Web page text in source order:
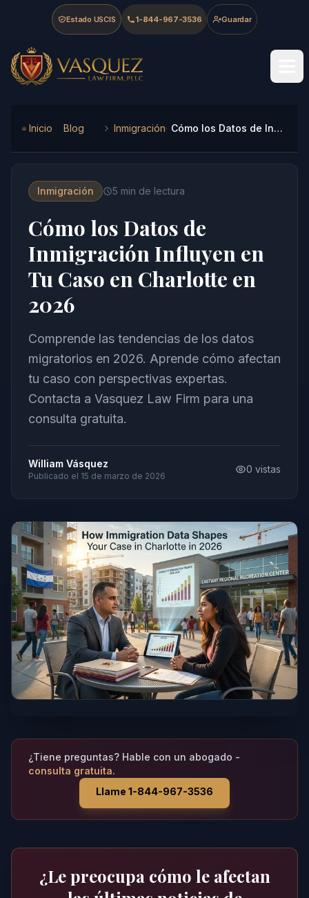
Skip to main content
Skip to navigation
Skip to footer
Estado USCIS 1-844-967-3536 Guardar
Vasquez Law Firm - Home
Inicio Blog Inmigración Cómo los Datos de Inmigración Influyen en Tu Caso en Charlotte en 2026
Inmigración 5 min de lectura
Cómo los Datos de
Inmigración Influyen en
Tu Caso en Charlotte en
2026
Comprende las tendencias de los datos
migratorios en 2026. Aprende cómo afectan
tu caso con perspectivas expertas.
Contacta a Vasquez Law Firm para una
consulta gratuita.
William Vásquez
Publicado el 15 de marzo de 2026
0 vistas
¿Tiene preguntas? Hable con un abogado -
consulta gratuita.
Llame 1-844-967-3536
¿Le preocupa cómo le afectan